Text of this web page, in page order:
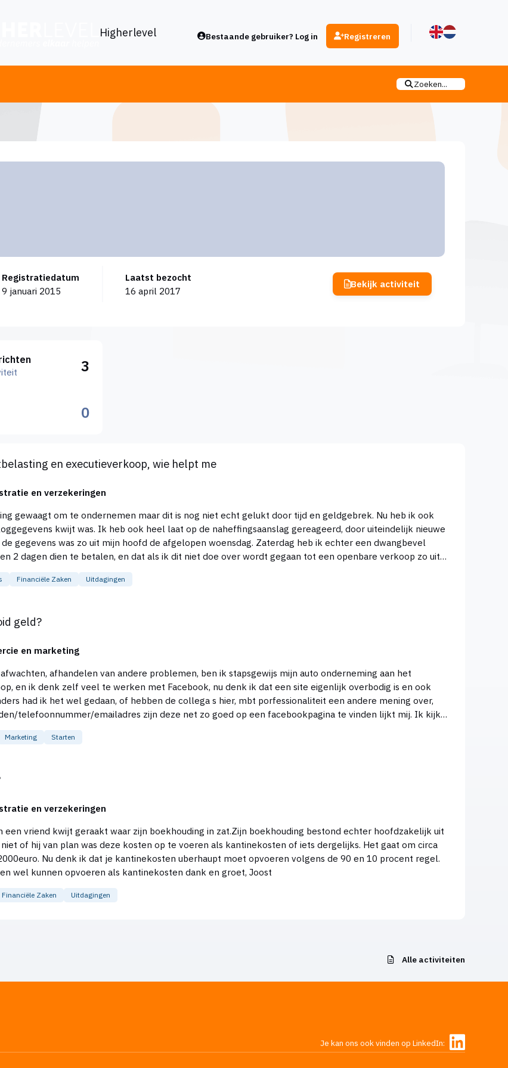
Higherlevel Bestaande gebruiker? Log in Registreren
Zoeken...
Registratiedatum
9 januari 2015
Laatst bezocht
16 april 2017
Bekijk activiteit
3
0
en executieverkoop, wie helpt me
en verzekeringen
kwijt was. Ik heb ook heel laat op de naheffingsaanslag gereageerd, door uiteindelijk nieuwe
uit mijn hoofd de afgelopen woensdag. Zaterdag heb ik echter een dwangbevel
2 dagen dien te betalen, en dat als ik dit niet doe over wordt gegaan tot een openbare verkoop zo uit
dank voor u
Financiële Zaken Uitdagingen
geld?
en marketing
en ik denk zelf veel te werken met Facebook, nu denk ik dat een site eigenlijk overbodig is en ook
had ik het wel gedaan, of hebben de collega s hier, mbt porfessionaliteit een andere mening over,
telefoonnummer/emailadres zijn deze net zo goed op een facebookpagina te vinden lijkt mij. Ik kijk
Marketing Starten
en verzekeringen
of hij van plan was deze kosten op te voeren als kantinekosten of iets dergelijks. Het gaat om circa
Nu denk ik dat je kantinekosten uberhaupt moet opvoeren volgens de 90 en 10 procent regel.
Graag jullie advies, zou hij bijv de gepinde bedragen wel kunnen opvoeren als kantinekosten dank en groet, Joost
Financiële Zaken Uitdagingen
Alle activiteiten
Je kan ons ook vinden op LinkedIn: